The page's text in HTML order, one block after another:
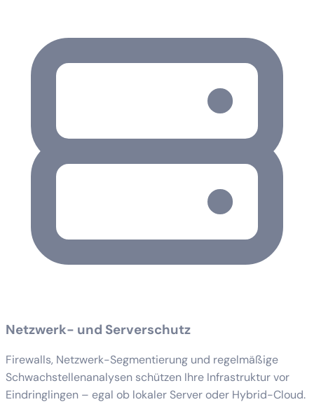
Netzwerk- und Serverschutz
Firewalls, Netzwerk-Segmentierung und regelmäßige
Schwachstellenanalysen schützen Ihre Infrastruktur vor
Eindringlingen – egal ob lokaler Server oder Hybrid-Cloud.